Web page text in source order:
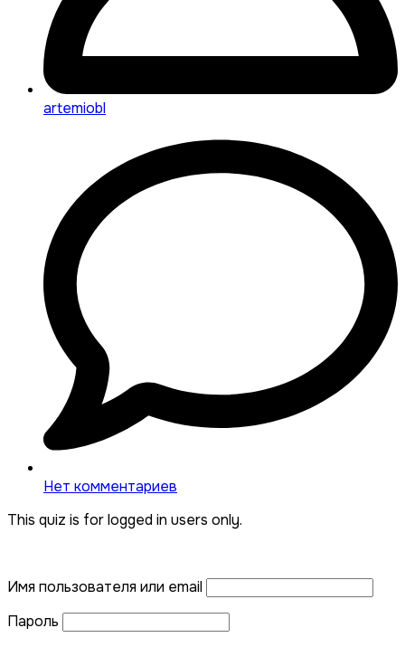
artemiobl
Нет комментариев
This quiz is for logged in users only.
Имя пользователя или email
Пароль